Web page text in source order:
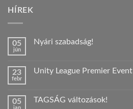
HÍREK
05
jún
Nyári szabadság!
Nyári
23
febr
Unity League Premier Event
Unity
05
jan
TAGSÁG változások!